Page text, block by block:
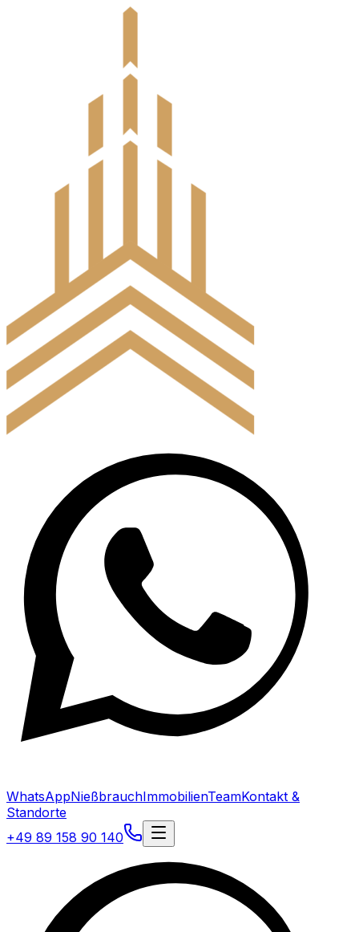
WhatsAppNießbrauchImmobilienTeamKontakt &
Standorte
+49 89 158 90 140